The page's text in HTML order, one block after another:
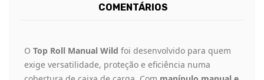
COMENTÁRIOS
O Top Roll Manual Wild foi desenvolvido para quem
exige versatilidade, proteção e eficiência numa